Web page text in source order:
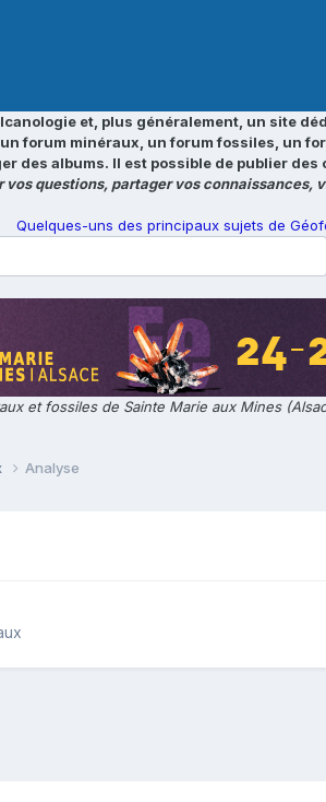
et, plus généralement, un site
forum minéraux, un forum fossiles, un
des albums. Il est possible de publier
vos questions, partager vos connaissances,
Quelques-uns des principaux sujets de
et fossiles de Sainte Marie aux Mines
Analyse